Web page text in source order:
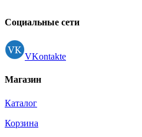
Регистрация
Социальные сети
VKontakte
Магазин
Каталог
Корзина